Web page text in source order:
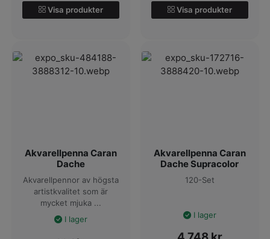
Visa produkter Visa produkter
Akvarellpenna Caran
Dache
Akvarellpennor av högsta
artistkvalitet som är
mycket mjuka ...
I lager
Akvarellpenna Caran
Dache Supracolor
120-Set
I lager